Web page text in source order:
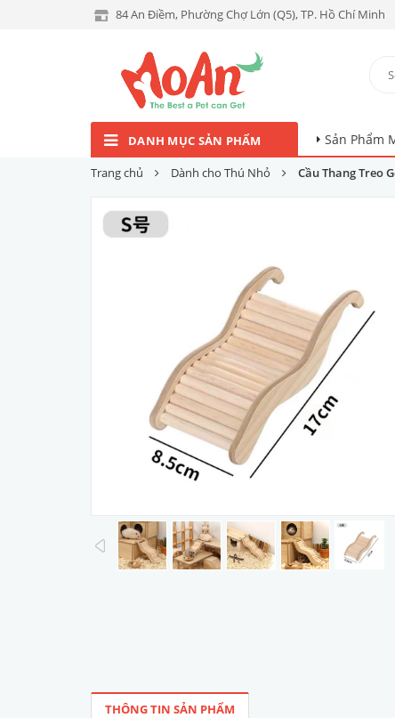
84 An Điềm, Phường Chợ Lớn (Q5), TP. Hồ Chí Minh
DANH MỤC SẢN PHẨM Sản Phẩm
Trang chủ Dành cho Thú Nhỏ Cầu Thang Treo
prev
THÔNG TIN SẢN PHẨM